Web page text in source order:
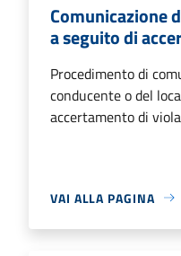
Comunicazione
a seguito di
Procedimento di
conducente o del
accertamento di
VAI ALLA PAGINA